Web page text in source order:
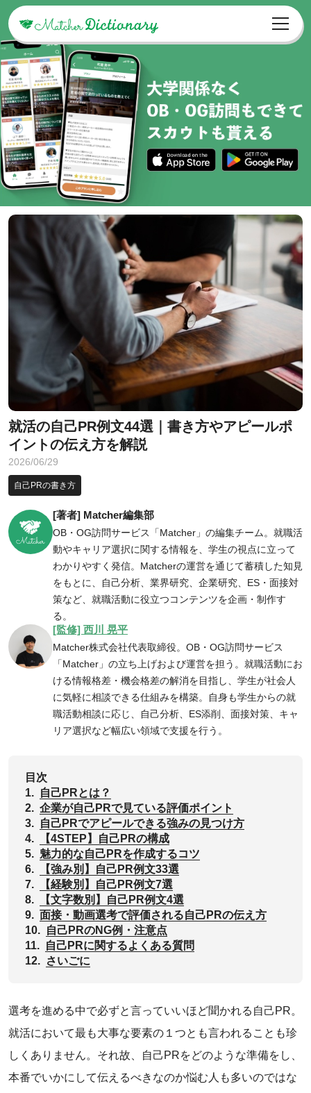
就活の自己PR例文44選｜書き方やアピールポ
イントの伝え方を解説
2026/06/29
自己PRの書き方
[著者] Matcher編集部
OB・OG訪問サービス「Matcher」の編集チーム。就職活
動やキャリア選択に関する情報を、学生の視点に立って
わかりやすく発信。Matcherの運営を通じて蓄積した知見
をもとに、自己分析、業界研究、企業研究、ES・面接対
策など、就職活動に役立つコンテンツを企画・制作す
る。
[監修] 西川 晃平
Matcher株式会社代表取締役。OB・OG訪問サービス
「Matcher」の立ち上げおよび運営を担う。就職活動にお
ける情報格差・機会格差の解消を目指し、学生が社会人
に気軽に相談できる仕組みを構築。自身も学生からの就
職活動相談に応じ、自己分析、ES添削、面接対策、キャ
リア選択など幅広い領域で支援を行う。
目次
1. 自己PRとは？
2. 企業が自己PRで見ている評価ポイント
3. 自己PRでアピールできる強みの見つけ方
4.
【4STEP】自己PRの構成
5. 魅力的な自己PRを作成するコツ
6.
【強み別】自己PR例文33選
7.
【経験別】自己PR例文7選
8.
【文字数別】自己PR例文4選
9. 面接・動画選考で評価される自己PRの伝え方
10. 自己PRのNG例・注意点
11. 自己PRに関するよくある質問
12. ‌さいごに
選考を進める中で必ずと言っていいほど聞かれる自己PR。
就活において最も大事な要素の１つとも言われることも珍
しくありません。それ故、自己PRをどのような準備をし、
本番でいかにして伝えるべきなのか悩む人も多いのではな